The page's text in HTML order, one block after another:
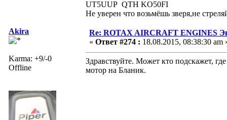
UT5UUP QTH KO50FI
Не уверен что возьмёшь зверя,не
Akira
Karma: +9/-0
Offline
Re: ROTAX AIRCRAFT ENGINES
« Ответ #274 : 18.08.2015, 08:38:30 am
Здравствуйте. Может кто подскажет,
мотор на Бланик.